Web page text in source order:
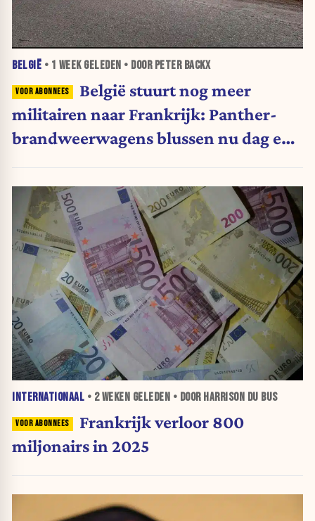
BELGIË • 1 WEEKGELEDEN • DOOR PETER BACKX
België stuurt nog meer
militairen naar Frankrijk: Panther-
brandweerwagens blussen nu dag en
INTERNATIONAAL • 2 WEKEN GELEDEN • DOOR HARRISON DU BUS
Frankrijk verloor 800
miljonairs in 2025